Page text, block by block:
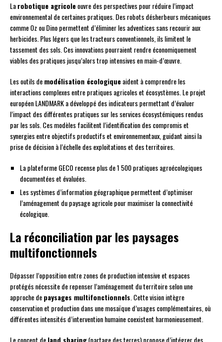
Larobotique agricoleouvre des perspectives pour réduire l’impact
environnemental de certaines pratiques. Des robots désherbeurs mécaniques
comme Oz ou Dino permettent d’éliminer les adventices sans recourir aux
herbicides. Plus légers que les tracteurs conventionnels, ils limitent le
tassement des sols. Ces innovations pourraient rendre économiquement
viables des pratiques jusqu’alors trop intensives en main-d’œuvre.
Les outils demodélisation écologiqueaident à comprendre les
interactions complexes entre pratiques agricoles et écosystèmes. Le projet
européen LANDMARK a développé des indicateurs permettant d’évaluer
l’impact des différentes pratiques sur les services écosystémiques rendus
par les sols. Ces modèles facilitent l’identification des compromis et
synergies entre objectifs productifs et environnementaux, guidant ainsi la
prise de décision à l’échelle des exploitations et des territoires.
La plateforme GECO recense plus de 1 500 pratiques agroécologiques
documentées et évaluées.
Les systèmes d’information géographique permettent d’optimiser
l’aménagement du paysage agricole pour maximiser la connectivité
écologique.
La réconciliation par les paysages
multifonctionnels
Dépasser l’opposition entre zones de production intensive et espaces
protégés nécessite de repenser l’aménagement du territoire selon une
approche depaysages multifonctionnels. Cette vision intègre
conservation et production dans une mosaïque d’usages complémentaires, où
différentes intensités d’intervention humaine coexistent harmonieusement.